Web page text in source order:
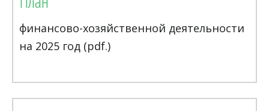
финансово-хозяйственной деятельности
на 2025 год (pdf.)